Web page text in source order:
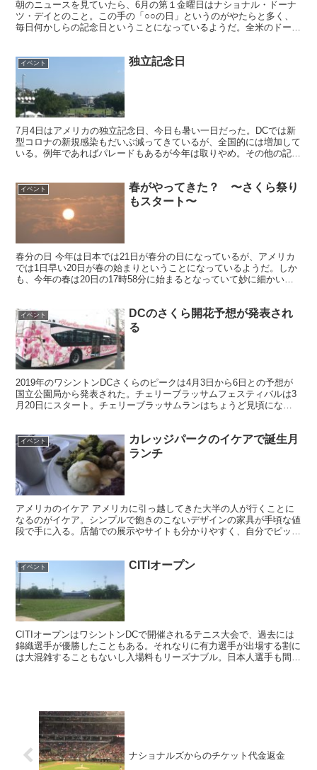
朝のニュースを見ていたら、6月の第１金曜日はナショナル・ドーナ
ツ・デイとのこと。この手の「○○の日」というのがやたらと多く、
毎日何かしらの記念日ということになっているようだ。全米のドーナ
イベント 独立記念日
7月4日はアメリカの独立記念日、今日も暑い一日だった。DCでは新
型コロナの新規感染もだいぶ減ってきているが、全国的には増加して
いる。例年であればパレードもあるが今年は取りやめ。その他の記念
イベント
春がやってきた？ 〜さくら祭り
もスタート〜
春分の日 今年は日本では21日が春分の日になっているが、アメリカ
では1日早い20日が春の始まりということになっているようだ。しか
も、今年の春は20日の17時58分に始まるとなっていて妙に細かい。
イベント
DCのさくら開花予想が発表され
る
2019年のワシントンDCさくらのピークは4月3日から6日との予想が
国立公園局から発表された。チェリーブラッサムフェスティバルは3
月20日にスタート。チェリーブラッサムランはちょうど見頃になり
イベント
カレッジパークのイケアで誕生月
ランチ
アメリカのイケア アメリカに引っ越してきた大半の人が行くことに
なるのがイケア。シンプルで飽きのこないデザインの家具が手頃な値
段で手に入る。店舗での展示やサイトも分かりやすく、自分でピック
イベント CITIオープン
CITIオープンはワシントンDCで開催されるテニス大会で、過去には
錦織選手が優勝したこともある。それなりに有力選手が出場する割に
は大混雑することもないし入場料もリーズナブル。日本人選手も間近
ナショナルズからのチケット代金返金